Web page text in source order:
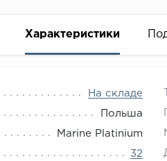
Характеристики
На складе
Польша
Marine Platinium
32